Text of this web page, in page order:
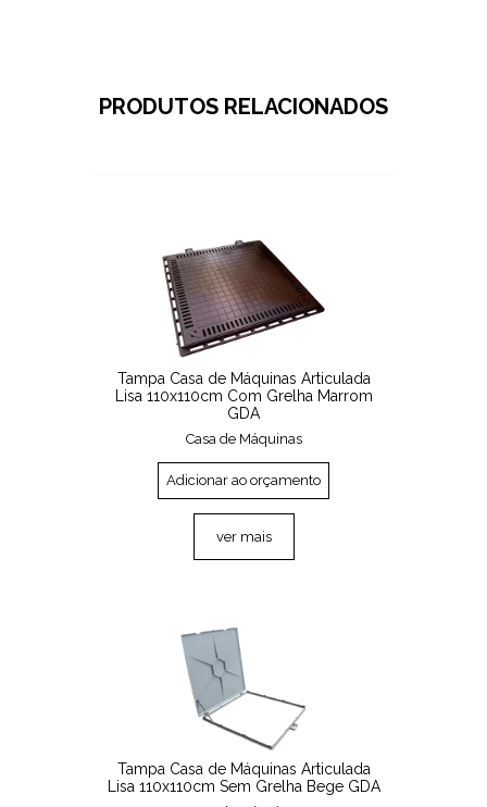
PRODUTOS RELACIONADOS
Tampa Casa de Máquinas Articulada
Lisa 110x110cm Com Grelha Marrom
GDA
Casa de Máquinas
Adicionar ao orçamento
ver mais
Tampa Casa de Máquinas Articulada
Lisa 110x110cm Sem Grelha Bege GDA